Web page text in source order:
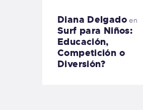
Diana Delgadoen
Surf para Niños:
Educación,
Competición o
Diversión?